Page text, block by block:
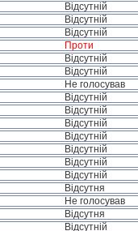
Відсутній
Відсутній
Відсутній
Проти
Відсутній
Відсутній
Не голосував
Відсутній
Відсутній
Відсутній
Відсутній
Відсутній
Відсутній
Відсутній
Відсутня
Не голосував
Відсутня
Відсутній